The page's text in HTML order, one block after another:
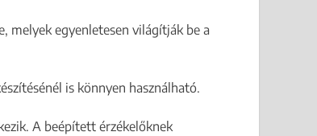
melyek egyenletesen világítják be a
is könnyen használható.
A beépített érzékelőknek